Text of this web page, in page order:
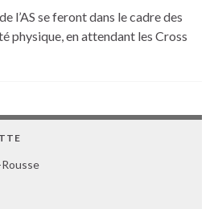
l’AS se feront dans le cadre des
physique, en attendant les Cross